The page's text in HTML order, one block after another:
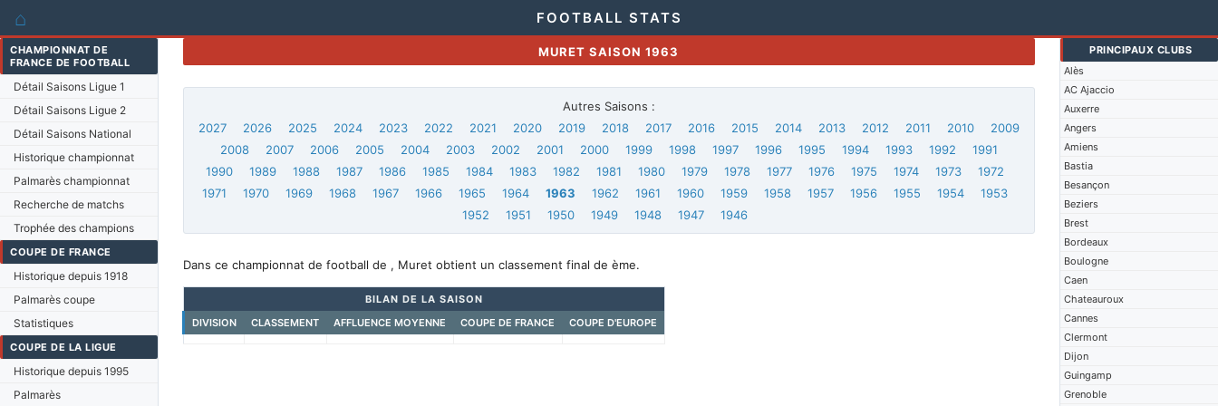
⌂ FOOTBALL STATS
CHAMPIONNAT DE
FRANCE DE FOOTBALL
Détail Saisons Ligue 1
Détail Saisons Ligue 2
Détail Saisons National
Historique championnat
Palmarès championnat
Recherche de matchs
Trophée des champions
COUPE DE FRANCE
Historique depuis 1918
Palmarès coupe
Statistiques
COUPE DE LA LIGUE
Historique depuis 1995
Palmarès
PRINCIPAUX CLUBS
Alès
AC Ajaccio
Auxerre
Angers
Amiens
Bastia
Besançon
Beziers
Brest
Bordeaux
Boulogne
Caen
Chateauroux
Cannes
Clermont
Dijon
Guingamp
Grenoble
MURET SAISON 1963
Autres Saisons :
2027
2026 2025 2024 2023 2022 2021 2020 2019 2018 2017 2016 2015 2014 2013 2012 2011 2010
2009
2008
2007 2006 2005 2004 2003 2002 2001 2000 1999 1998 1997 1996 1995 1994 1993 1992
1991
1990
1989 1988 1987 1986 1985 1984 1983 1982 1981 1980 1979 1978 1977 1976 1975 1974 1973
1972
1971
1970 1969 1968 1967 1966 1965 1964 1963 1962 1961 1960 1959 1958 1957 1956 1955 1954
1953
1952
1951 1950 1949 1948 1947 1946
Dans ce championnat de football de , Muret obtient un classement final de ème.
BILAN DE LA SAISON
DIVISION
CLASSEMENT AFFLUENCE MOYENNE COUPE DE FRANCE COUPE D'EUROPE